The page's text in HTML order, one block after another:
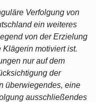
Verfolgung von
ein weiteres
von der Erzielung
Klägerin motiviert ist.
nur auf dem
der
überwiegendes, eine
ausschließendes